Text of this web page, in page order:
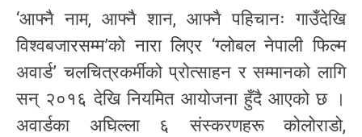
‘आफ्नै नाम, आफ्नै शान, आफ्नै पहिचानः गाउँदेखि
विश्वबजारसम्म’को नारा लिएर ‘ग्लोबल नेपाली फिल्म
अवार्ड’ चलचित्रकर्मीको प्रोत्साहन र सम्मानको लागि
सन् २०१६ देखि नियमित आयोजना हुँदै आएको छ ।
अवार्डका अघिल्ला ६ संस्करणहरू कोलोराडो,